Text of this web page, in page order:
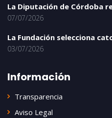
La Diputación de Córdoba
07/07/2026
La Fundación selecciona
03/07/2026
Información
Transparencia
Aviso Legal